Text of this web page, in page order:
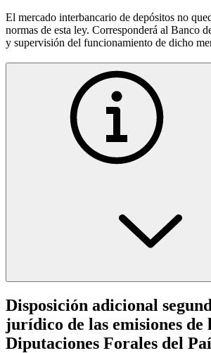
El mercado interbancario de depósitos no
normas de esta ley. Corresponderá al Banco
y supervisión del funcionamiento de dicho
Disposición adicional
jurídico de las emisiones de
Diputaciones Forales del